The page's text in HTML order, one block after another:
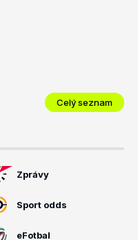
Celý seznam
Zprávy
Sport odds
eFotbal